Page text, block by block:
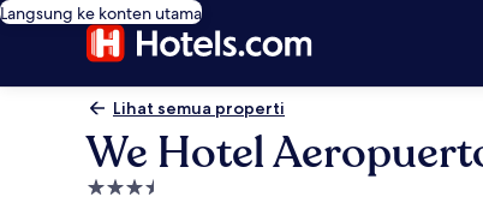
Langsung ke konten utama
Lihat semua properti
We Hotel
Properti